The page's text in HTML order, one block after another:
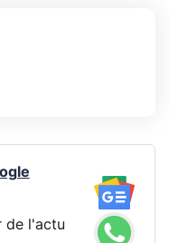
de l'actu